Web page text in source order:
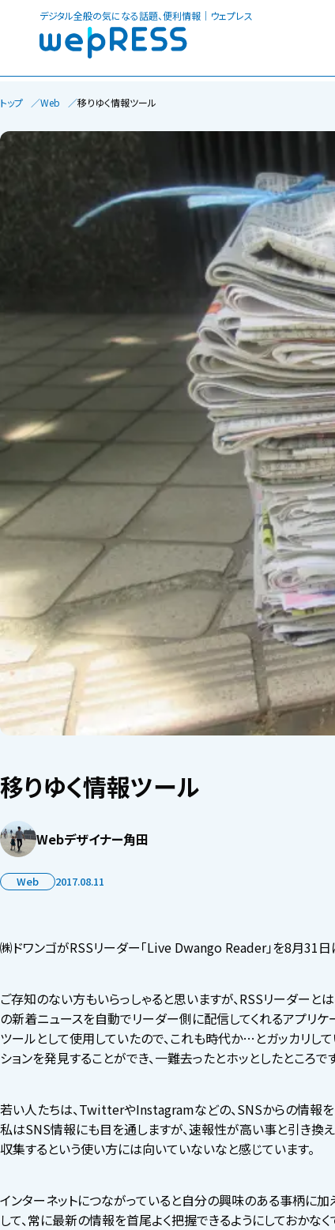
デジタル全般の気になる話題、便利情報｜ウェプレス
トップ Web 移りゆく情報ツール
移りゆく情報ツール
Webデザイナー角田
Web 2017.08.11
㈱ドワンゴがRSSリーダー「Live Dwango Reader」を8月31日
ご存知のない方もいらっしゃると思いますが、RSSリーダーと
の新着ニュースを自動でリーダー側に配信してくれるアプリ
ツールとして使用していたので、これも時代か…とガッカリし
ションを発見することができ、一難去ったとホッとしたところで
若い人たちは、TwitterやInstagramなどの、SNSからの情報を
私はSNS情報にも目を通しますが、速報性が高い事と引き換
収集するという使い方には向いていないなと感じています。
インターネットにつながっていると自分の興味のある事柄に
して、常に最新の情報を首尾よく把握できるようにしておかなく